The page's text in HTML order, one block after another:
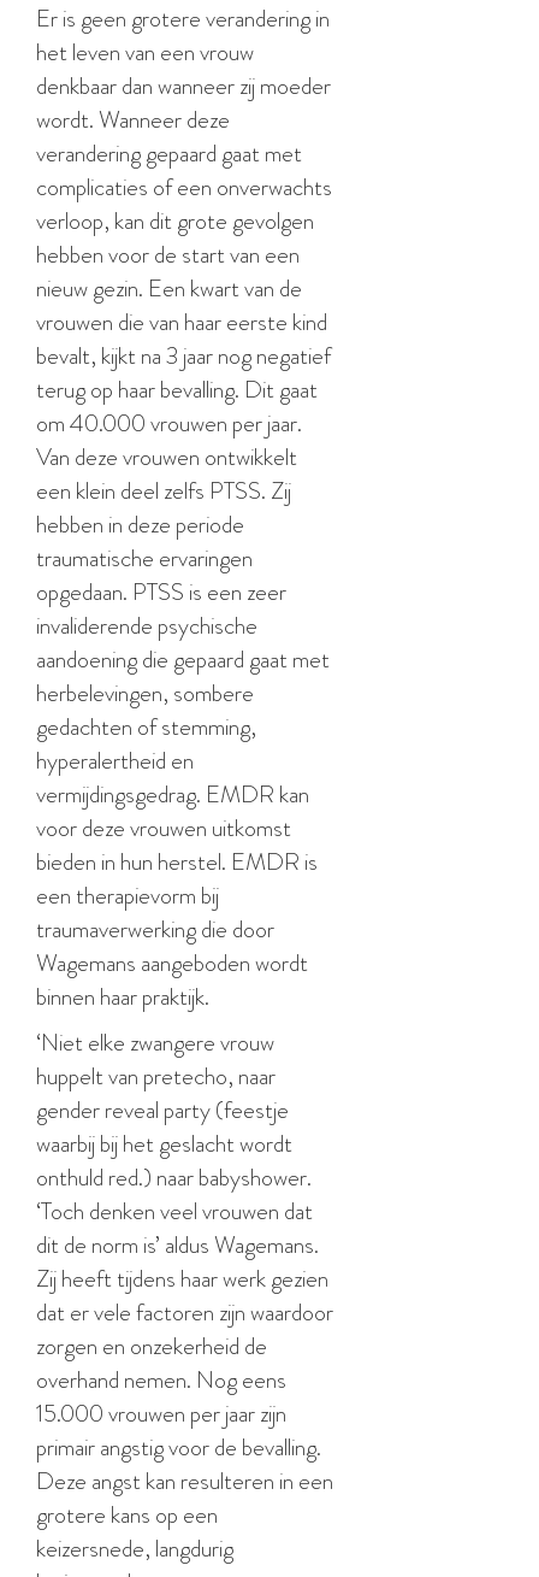
Er is geen grotere verandering in
het leven van een vrouw
denkbaar dan wanneer zij moeder
wordt. Wanneer deze
verandering gepaard gaat met
complicaties of een onverwachts
verloop, kan dit grote gevolgen
hebben voor de start van een
nieuw gezin. Een kwart van de
vrouwen die van haar eerste kind
bevalt, kijkt na 3 jaar nog negatief
terug op haar bevalling. Dit gaat
om 40.000 vrouwen per jaar.
Van deze vrouwen ontwikkelt
een klein deel zelfs PTSS. Zij
hebben in deze periode
traumatische ervaringen
opgedaan. PTSS is een zeer
invaliderende psychische
aandoening die gepaard gaat met
herbelevingen, sombere
gedachten of stemming,
hyperalertheid en
vermijdingsgedrag. EMDR kan
voor deze vrouwen uitkomst
bieden in hun herstel. EMDR is
een therapievorm bij
traumaverwerking die door
Wagemans aangeboden wordt
binnen haar praktijk.
‘Niet elke zwangere vrouw
huppelt van pretecho, naar
gender reveal party (feestje
waarbij bij het geslacht wordt
onthuld red.) naar babyshower.
‘Toch denken veel vrouwen dat
dit de norm is’ aldus Wagemans.
Zij heeft tijdens haar werk gezien
dat er vele factoren zijn waardoor
zorgen en onzekerheid de
overhand nemen. Nog eens
15.000 vrouwen per jaar zijn
primair angstig voor de bevalling.
Deze angst kan resulteren in een
grotere kans op een
keizersnede, langdurig